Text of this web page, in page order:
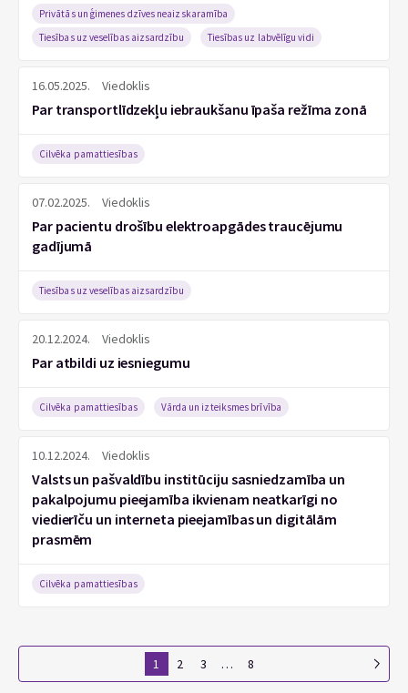
Privātās un ģimenes dzīves neaizskaramība
Tiesības uz veselības aizsardzību
Tiesības uz labvēlīgu vidi
16.05.2025. Viedoklis
Par transportlīdzekļu iebraukšanu īpaša režīma zonā
Cilvēka pamattiesības
07.02.2025. Viedoklis
Par pacientu drošību elektroapgādes traucējumu
gadījumā
Tiesības uz veselības aizsardzību
20.12.2024. Viedoklis
Par atbildi uz iesniegumu
Cilvēka pamattiesības Vārda un izteiksmes brīvība
10.12.2024. Viedoklis
Valsts un pašvaldību institūciju sasniedzamība un
pakalpojumu pieejamība ikvienam neatkarīgi no
viedierīču un interneta pieejamības un digitālām
prasmēm
Cilvēka pamattiesības
1 2 3 … 8